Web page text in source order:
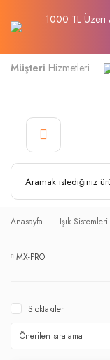
1000 TL Üzeri
Müşteri Hizmetleri
Anasayfa Işık Sistemleri
MX-PRO
Stoktakiler